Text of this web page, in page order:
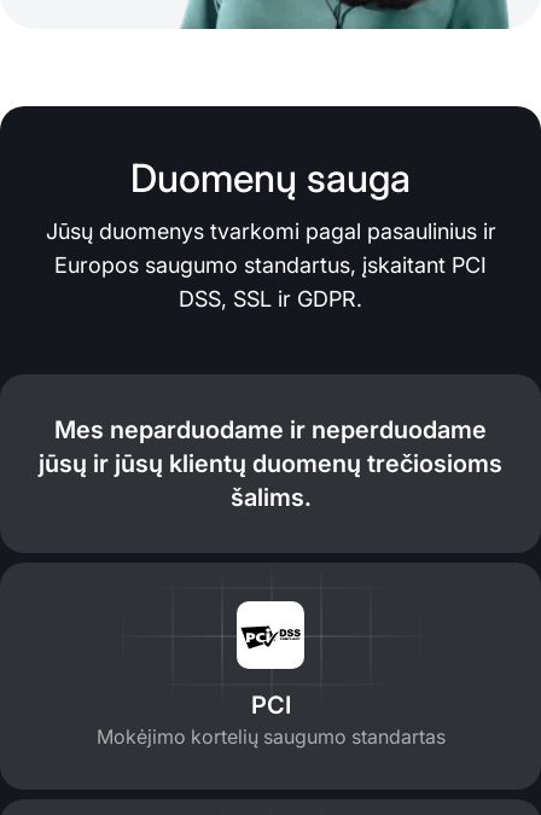
Duomenų sauga
Jūsų duomenys tvarkomi pagal pasaulinius ir
Europos saugumo standartus, įskaitant PCI
DSS, SSL ir GDPR.
Mes neparduodame ir neperduodame
jūsų ir jūsų klientų duomenų trečiosioms
šalims.
PCI
Mokėjimo kortelių saugumo standartas